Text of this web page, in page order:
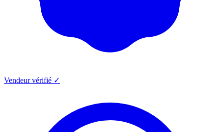
Vendeur vérifié ✓